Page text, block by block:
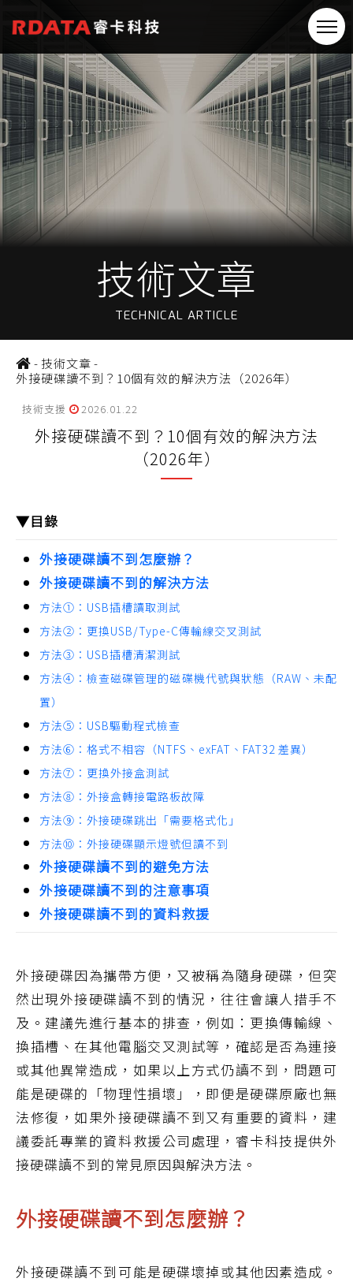
技術文章
TECHNICAL ARTICLE
- 技術文章-
外接硬碟讀不到？10個有效的解決方法（2026年）
技術支援 2026.01.22
外接硬碟讀不到？10個有效的解決方法
（2026年）
▼目錄
外接硬碟讀不到怎麼辦？
外接硬碟讀不到的解決方法
方法①：USB插槽讀取測試
方法②：更換USB/Type-C傳輸線交叉測試
方法③：USB插槽清潔測試
方法④：檢查磁碟管理的磁碟機代號與狀態（RAW、未配
置）
方法⑤：USB驅動程式檢查
方法⑥：格式不相容（NTFS、exFAT、FAT32 差異）
方法⑦：更換外接盒測試
方法⑧：外接盒轉接電路板故障
方法⑨：外接硬碟跳出「需要格式化」
方法⑩：外接硬碟顯示燈號但讀不到
外接硬碟讀不到的避免方法
外接硬碟讀不到的注意事項
外接硬碟讀不到的資料救援
外接硬碟因為攜帶方便，又被稱為隨身硬碟，但突
然出現外接硬碟讀不到的情況，往往會讓人措手不
及。建議先進行基本的排查，例如：更換傳輸線、
換插槽、在其他電腦交叉測試等，確認是否為連接
或其他異常造成，如果以上方式仍讀不到，問題可
能是硬碟的「物理性損壞」，即便是硬碟原廠也無
法修復，如果外接硬碟讀不到又有重要的資料，建
議委託專業的資料救援公司處理，睿卡科技提供外
接硬碟讀不到的常見原因與解決方法。
外接硬碟讀不到怎麼辦？
外接硬碟讀不到可能是硬碟壞掉或其他因素造成。